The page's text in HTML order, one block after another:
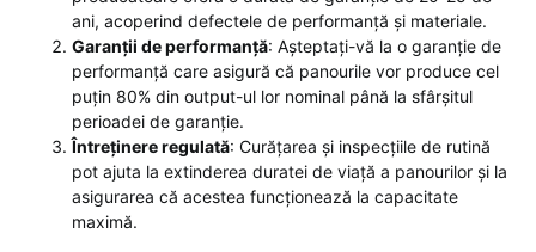
ani, acoperind defectele de performanță și materiale.
Garanții de performanță: Așteptați-vă la o garanție de
performanță care asigură că panourile vor produce cel
puțin 80% din output-ul lor nominal până la sfârșitul
perioadei de garanție.
Întreținere regulată: Curățarea și inspecțiile de rutină
pot ajuta la extinderea duratei de viață a panourilor și la
asigurarea că acestea funcționează la capacitate
maximă.